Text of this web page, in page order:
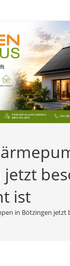
jetzt
ist
in Bötzingen jetzt